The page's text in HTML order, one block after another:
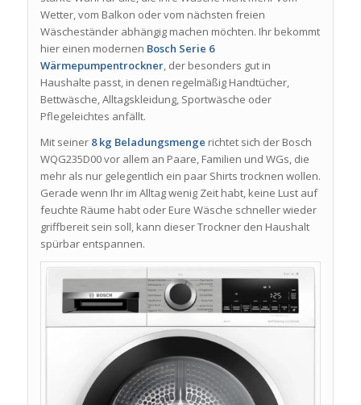
Wetter, vom Balkon oder vom nächsten freien
Wäscheständer abhängig machen möchten. Ihr bekommt
hier einen modernen Bosch Serie 6
Wärmepumpentrockner, der besonders gut in
Haushalte passt, in denen regelmäßig Handtücher,
Bettwäsche, Alltagskleidung, Sportwäsche oder
Pflegeleichtes anfällt.
Mit seiner 8 kg Beladungsmenge richtet sich der Bosch
WQG235D00 vor allem an Paare, Familien und WGs, die
mehr als nur gelegentlich ein paar Shirts trocknen wollen.
Gerade wenn Ihr im Alltag wenig Zeit habt, keine Lust auf
feuchte Räume habt oder Eure Wäsche schneller wieder
griffbereit sein soll, kann dieser Trockner den Haushalt
spürbar entspannen.